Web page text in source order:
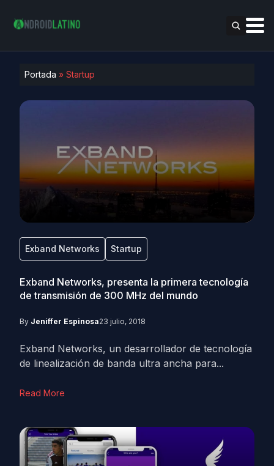
Portada » Startup
Exband Networks Startup
Exband Networks, presenta la primera tecnología
de transmisión de 300 MHz del mundo
By Jeniffer Espinosa23 julio, 2018
Exband Networks, un desarrollador de tecnología
de linealización de banda ultra ancha para...
Read More